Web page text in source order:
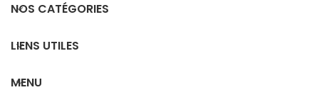
NOS CATÉGORIES
LIENS UTILES
MENU